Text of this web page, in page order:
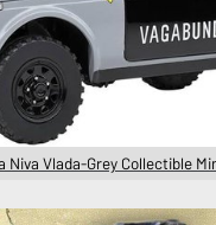
Niva Vlada-Grey Collectible